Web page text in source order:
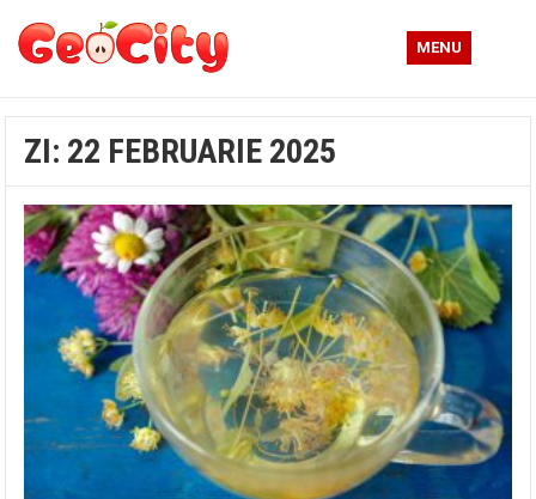
MENU
ZI: 22 FEBRUARIE 2025